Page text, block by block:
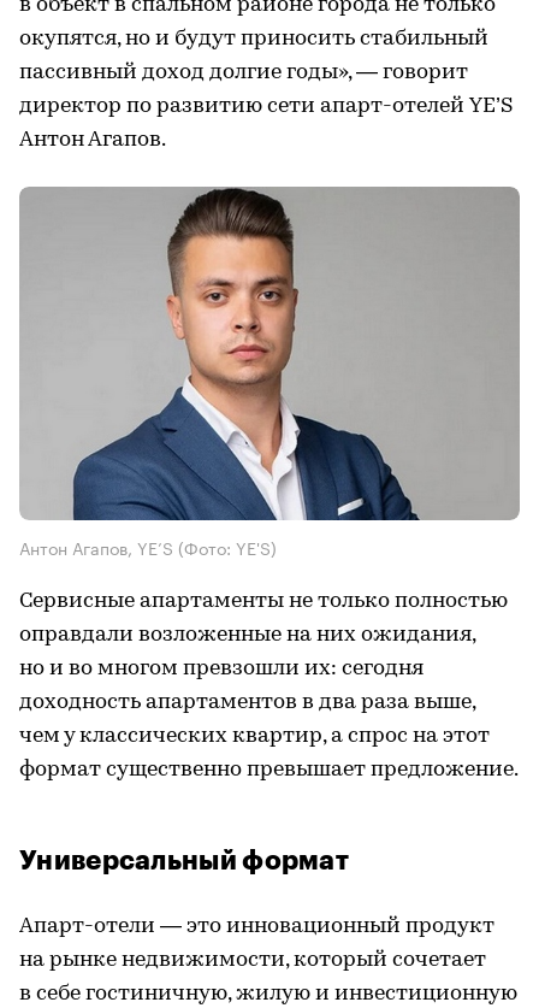
в объект в спальном районе города не только
окупятся, но и будут приносить стабильный
пассивный доход долгие годы», — говорит
директор по развитию сети апарт-отелей YE’S
Антон Агапов.
Антон Агапов, YE’S (Фото: YE'S)
Сервисные апартаменты не только полностью
оправдали возложенные на них ожидания,
но и во многом превзошли их: сегодня
доходность апартаментов в два раза выше,
чем у классических квартир, а спрос на этот
формат существенно превышает предложение.
Универсальный формат
Апарт-отели — это инновационный продукт
на рынке недвижимости, который сочетает
в себе гостиничную, жилую и инвестиционную